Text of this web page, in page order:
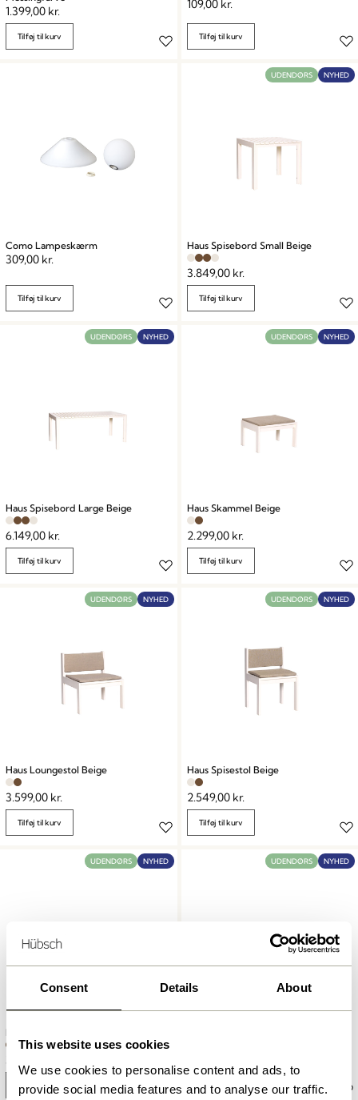
Consent Details About
This website uses cookies
We use cookies to personalise content and ads, to
provide social media features and to analyse our traffic.
1.399,00 kr.
Tilføj til kurv
109,00 kr.
Tilføj til kurv
Como Lampeskærm
309,00 kr.
Tilføj til kurv
UDENDØRS NYHED
Haus Spisebord Small Beige
3.849,00 kr.
Tilføj til kurv
UDENDØRS NYHED
Haus Spisebord Large Beige
6.149,00 kr.
Tilføj til kurv
UDENDØRS NYHED
Haus Skammel Beige
2.299,00 kr.
Tilføj til kurv
UDENDØRS NYHED
Haus Loungestol Beige
3.599,00 kr.
Tilføj til kurv
UDENDØRS NYHED
Haus Spisestol Beige
2.549,00 kr.
Tilføj til kurv
UDENDØRS NYHED
Haus Spisebord Small Brun
3.849,00
Tilføj til kurv
UDENDØRS NYHED
Tilføj til kurv